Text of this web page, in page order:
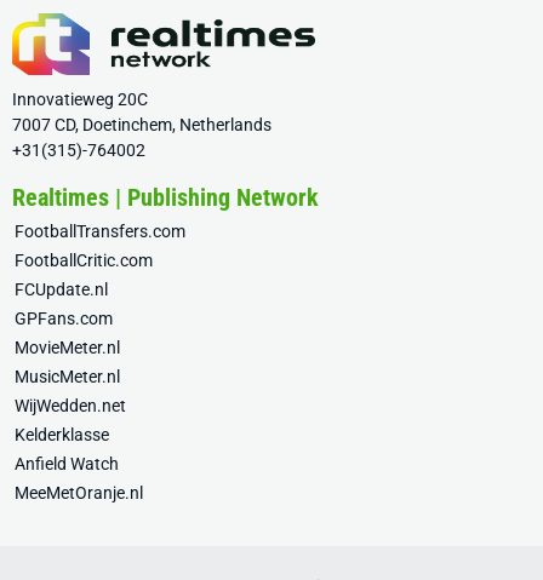
Innovatieweg 20C
7007 CD, Doetinchem, Netherlands
+31(315)-764002
Realtimes | Publishing Network
FootballTransfers.com
FootballCritic.com
FCUpdate.nl
GPFans.com
MovieMeter.nl
MusicMeter.nl
WijWedden.net
Kelderklasse
Anfield Watch
MeeMetOranje.nl